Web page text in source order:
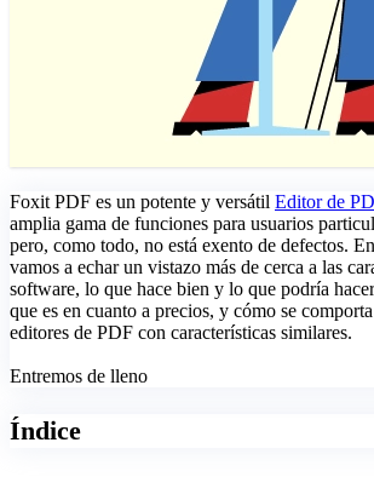
Foxit PDF es un potente y versátil Editor de
amplia gama de funciones para usuarios
pero, como todo, no está exento de defectos.
vamos a echar un vistazo más de cerca a las
software, lo que hace bien y lo que podría
que es en cuanto a precios, y cómo se
editores de PDF con características similares.
Entremos de lleno
Índice